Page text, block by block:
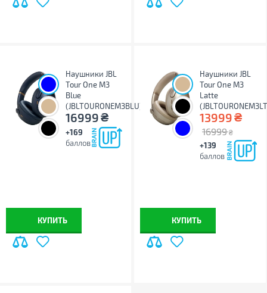
Наушники JBL
Tour One M3
Blue
(JBLTOURONEM3BLU)
16999₴
+169
баллов
КУПИТЬ
Наушники JBL
Tour One M3
Latte
13999₴
16999 ₴
+139
баллов
КУПИТЬ